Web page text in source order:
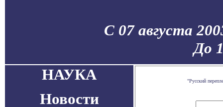
С 07 августа
До
НАУКА
Новости
"Русский